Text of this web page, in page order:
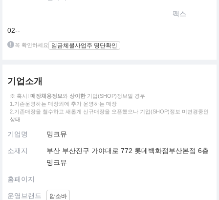
팩스
02--
꼭 확인하세요 임금체불사업주 명단확인
기업소개
※ 혹시! 매장채용정보와 상이한 기업(SHOP)정보일 경우
1.기존운영하는 매장외에 추가 운영하는 매장
2.기존매장을 철수하고 새롭게 신규매장을 오픈했으나 기업(SHOP)정보 미변경중인
상태
기업명 밍크뮤
소재지
부산 부산진구 가야대로 772 롯데백화점부산본점 6층
밍크뮤
홈페이지
운영브랜드 압소바